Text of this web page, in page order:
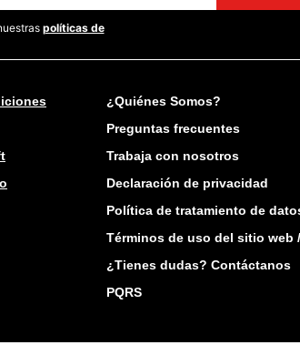
políticas de
¿Quiénes Somos?
Preguntas frecuentes
Trabaja con nosotros
Declaración de privacidad
Política de tratamiento de
Términos de uso del sitio
¿Tienes dudas? Contáctanos
PQRS